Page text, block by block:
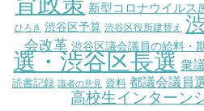
新型コロナウイルス
ひろき 渋谷区予算 渋谷区役所建替え
会改革 渋谷区議会議員の給料・
選・渋谷区長選 衆
読書記録 識者の意見 資料 都議会議員
高校生インターン